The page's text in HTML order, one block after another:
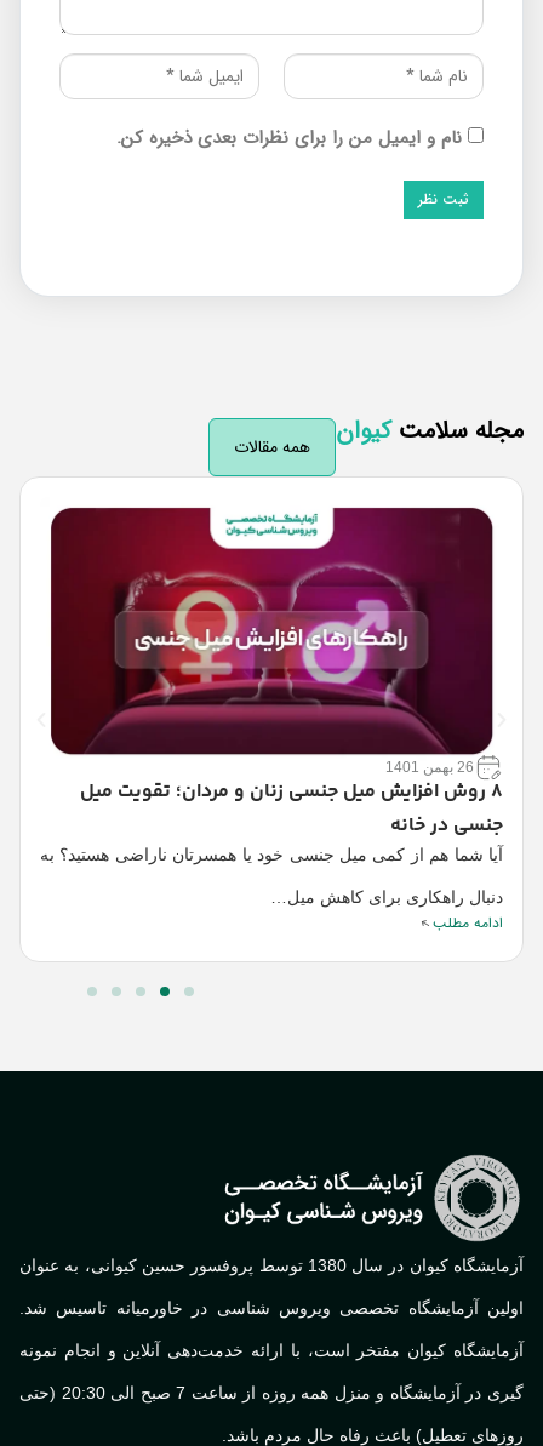
نام و ایمیل من را برای نظرات بعدی ذخیره کن.
سلامتکیوان همه مقالات
26 بهمن 1401
8 روش افزایش میل جنسی زنان و مردان؛ تقویت میل
جنسی در خانه
آیا شما هم از کمی میل جنسی خود یا همسرتان ناراضی هستید؟ به
دنبال راهکاری برای کاهش میل…
ادامه مطلب
آزمایشگاه کیوان در سال 1380 توسط پروفسور حسین کیوانی، به عنوان
آزمایشگاه تخصصی ویروس شناسی در خاورمیانه تاسیس شد.
کیوان مفتخر است، با ارائه خدمت‌دهی آنلاین و انجام نمونه
گیری در آزمایشگاه و منزل همه روزه از ساعت 7 صبح الی 20:30 (حتی
تعطیل) باعث رفاه حال مردم باشد.